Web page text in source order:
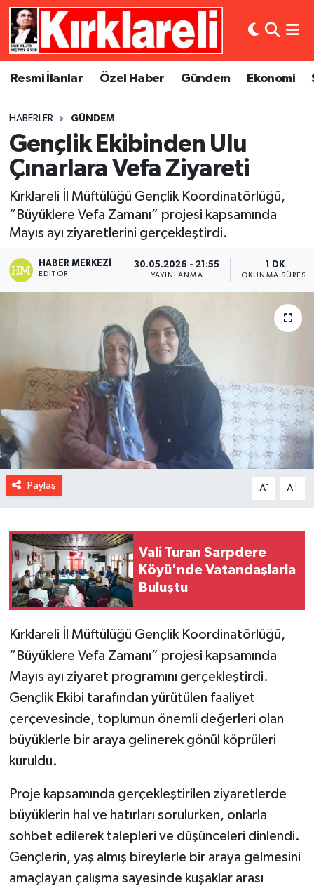
Resmi İlanlar Özel Haber Gündem Ekonomi
HABERLER GÜNDEM
Gençlik Ekibinden Ulu
Çınarlara Vefa Ziyareti
Kırklareli İl Müftülüğü Gençlik Koordinatörlüğü,
“Büyüklere Vefa Zamanı” projesi kapsamında
Mayıs ayı ziyaretlerini gerçekleştirdi.
HABER MERKEZI
EDITÖR
30.05.2026 - 21:55
YAYINLANMA
1 DK
OKUNMA SÜRESI
Paylaş A- A+
Vali Turan Sarpdere
Köyü'nde Vatandaşlarla
Buluştu
Kırklareli İl Müftülüğü Gençlik Koordinatörlüğü,
“Büyüklere Vefa Zamanı” projesi kapsamında
Mayıs ayı ziyaret programını gerçekleştirdi.
Gençlik Ekibi tarafından yürütülen faaliyet
çerçevesinde, toplumun önemli değerleri olan
büyüklerle bir araya gelinerek gönül köprüleri
kuruldu.
Proje kapsamında gerçekleştirilen ziyaretlerde
büyüklerin hal ve hatırları sorulurken, onlarla
sohbet edilerek talepleri ve düşünceleri dinlendi.
Gençlerin, yaş almış bireylerle bir araya gelmesini
amaçlayan çalışma sayesinde kuşaklar arası
Resmi İlanlar
Gündem
Ekonomi
Siyaset
Spor
Asayiş
Dünya
Eğitim
Kültür Sanat
Magazin
Medya
Künye
Gizlilik Sözleşmesi
Merkez Nöbetçi Eczaneler
Merkez Trafik Yoğunluk Haritası
Süper Lig Puan Durumu ve Fikstür
Tüm Manşetler
Son Dakika Haberleri
Haber Arşivi